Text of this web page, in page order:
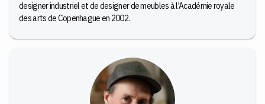
designer industriel et de designer de meubles à l'Académie royale
des arts de Copenhague en 2002.